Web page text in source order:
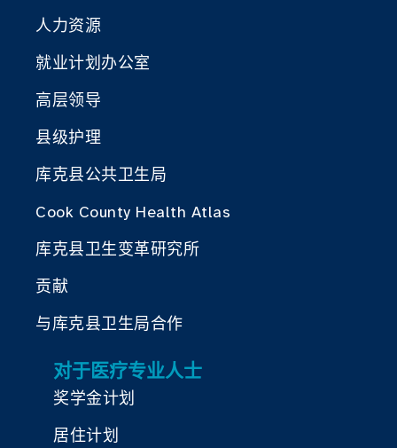
人力资源
就业计划办公室
高层领导
县级护理
库克县公共卫生局
Cook County Health Atlas
库克县卫生变革研究所
贡献
与库克县卫生局合作
对于医疗专业人士
奖学金计划
居住计划